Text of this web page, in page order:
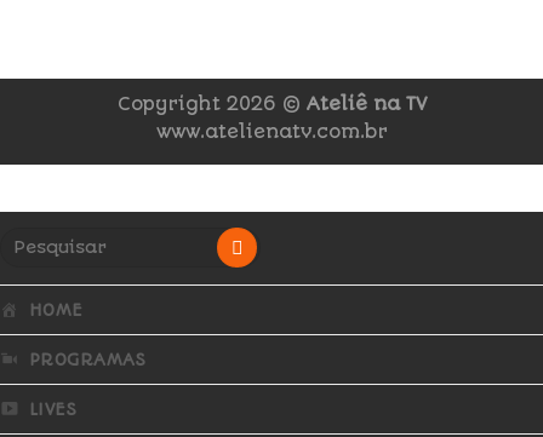
Copyright 2026 © Ateliê na TV
www.atelienatv.com.br
HOME
PROGRAMAS
LIVES